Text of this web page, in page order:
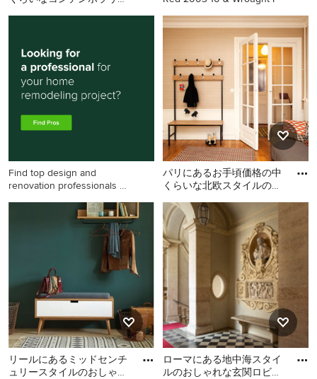
パリにあるお手頃価格の中
スタイルのおしゃれな玄関
(白い壁、無垢フローリング)
の写真
他の地域にあるコンテンポ
ラリースタイルのおしゃれ
な玄関ホール (グレーの壁、
白いドア、ベージュの床) の
写真
Find top design and
renovation professionals on
パリにあるお手頃価格の中
くらいな北欧スタイルのお
レンジの壁、淡色無垢フロ
ー
パリにあるお手頃価格の中
くらいな北欧スタイルのお
しゃれなマッドルーム (オレ
ンジの壁、淡色無垢フロー
リング) の写真
リールにあるミッドセンチ
ュリースタイルのおしゃれ
ローマにある地中海スタイ
ルのおしゃれな玄関ロビー